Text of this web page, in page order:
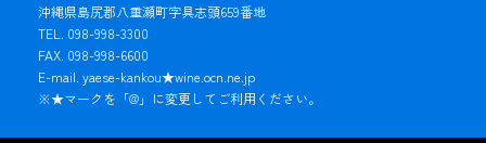
沖縄県島尻郡八重瀬町字具志頭659番地
TEL. 098-998-3300
FAX. 098-998-6600
E-mail. yaese-kankou★wine.ocn.ne.jp
※★マークを「@」に変更してご利用ください。